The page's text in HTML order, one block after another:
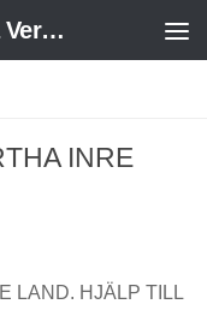
Välkomna till en Ny Framtida Verklighet
INRE
LAND. HJÄLP TILL